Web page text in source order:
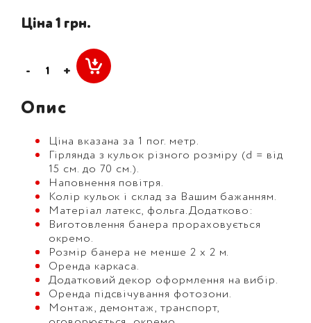
Ціна 1 грн.
- +
Опис
Ціна вказана за 1 пог. метр.
Гірлянда з кульок різного розміру (d = від
15 см. до 70 см.).
Наповнення повітря.
Колір кульок і склад за Вашим бажанням.
Матеріал латекс, фольга.Додатково:
Виготовлення банера прораховується
окремо.
Розмір банера не менше 2 х 2 м.
Оренда каркаса.
Додатковий декор оформлення на вибір.
Оренда підсвічування фотозони.
Монтаж, демонтаж, транспорт,